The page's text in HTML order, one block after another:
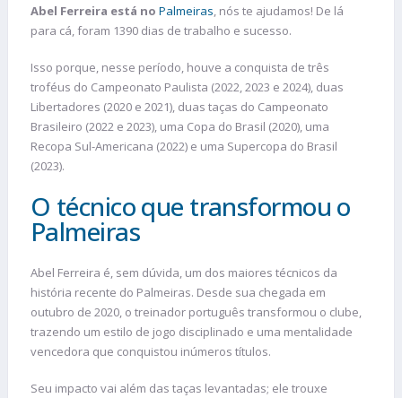
Abel Ferreira está no Palmeiras, nós te ajudamos! De lá
para cá, foram 1390 dias de trabalho e sucesso.
Isso porque, nesse período, houve a conquista de três
troféus do Campeonato Paulista (2022, 2023 e 2024), duas
Libertadores (2020 e 2021), duas taças do Campeonato
Brasileiro (2022 e 2023), uma Copa do Brasil (2020), uma
Recopa Sul-Americana (2022) e uma Supercopa do Brasil
(2023).
O técnico que transformou o
Palmeiras
Abel Ferreira é, sem dúvida, um dos maiores técnicos da
história recente do Palmeiras. Desde sua chegada em
outubro de 2020, o treinador português transformou o clube,
trazendo um estilo de jogo disciplinado e uma mentalidade
vencedora que conquistou inúmeros títulos.
Seu impacto vai além das taças levantadas; ele trouxe